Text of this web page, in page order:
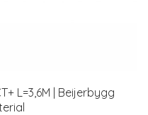
L=3,6M | Beijerbygg